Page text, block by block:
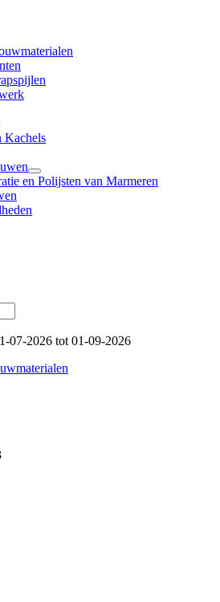
Kachels
en Polijsten van Marmeren
07-2026 tot 01-09-2026